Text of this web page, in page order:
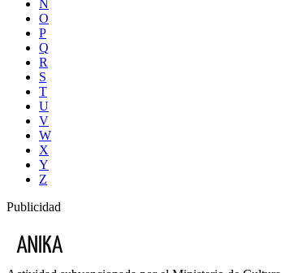
Ñ
O
P
Q
R
S
T
U
V
W
X
Y
Z
Publicidad